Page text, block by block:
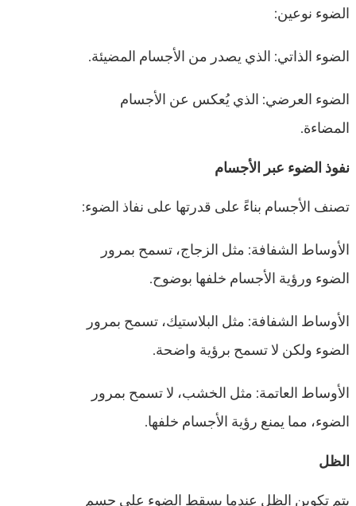
الضوء نوعين:
الضوء الذاتي: الذي يصدر من الأجسام المضيئة.
الضوء العرضي: الذي يُعكس عن الأجسام
المضاءة.
نفوذ الضوء عبر الأجسام
تصنف الأجسام بناءً على قدرتها على نفاذ الضوء:
الأوساط الشفافة: مثل الزجاج، تسمح بمرور
الضوء ورؤية الأجسام خلفها بوضوح.
الأوساط الشفافة: مثل البلاستيك، تسمح بمرور
الضوء ولكن لا تسمح برؤية واضحة.
الأوساط العاتمة: مثل الخشب، لا تسمح بمرور
الضوء، مما يمنع رؤية الأجسام خلفها.
الظل
يتم تكوين الظل عندما يسقط الضوء على جسم